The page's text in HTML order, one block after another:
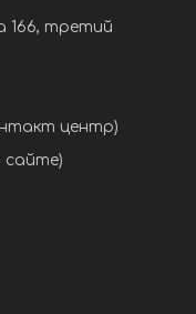
166, третий
центр)
сайте)